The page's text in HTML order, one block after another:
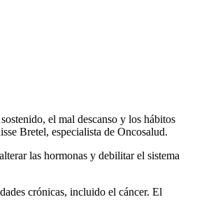
el mal descanso y los hábitos
Bretel, especialista de Oncosalud.
las hormonas y debilitar el sistema
crónicas, incluido el cáncer. El